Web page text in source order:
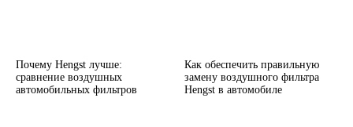
Почему Hengst лучше:
сравнение воздушных
автомобильных фильтров
Как обеспечить правильную
замену воздушного фильтра
Hengst в автомобиле